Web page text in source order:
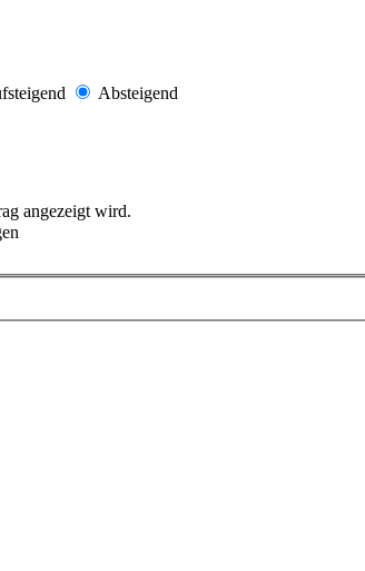
Absteigend
angezeigt wird.